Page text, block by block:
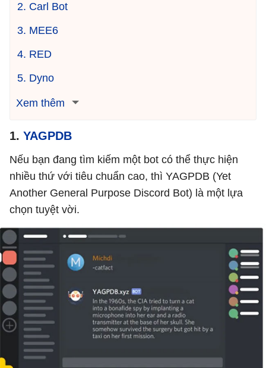
2. Carl Bot
3. MEE6
4. RED
5. Dyno
Xem thêm
1. YAGPDB
Nếu bạn đang tìm kiếm một bot có thể thực hiện
nhiều thứ với tiêu chuẩn cao, thì YAGPDB (Yet
Another General Purpose Discord Bot) là một lựa
chọn tuyệt vời.